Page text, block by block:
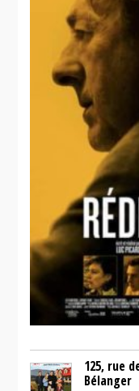
125, rue
Bélanger